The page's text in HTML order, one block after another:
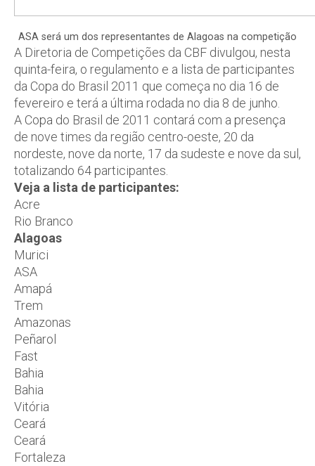
ASA será um dos representantes de Alagoas na competição
A Diretoria de Competições da CBF divulgou, nesta
quinta-feira, o regulamento e a lista de participantes
da Copa do Brasil 2011 que começa no dia 16 de
fevereiro e terá a última rodada no dia 8 de junho.
A Copa do Brasil de 2011 contará com a presença
de nove times da região centro-oeste, 20 da
nordeste, nove da norte, 17 da sudeste e nove da sul,
totalizando 64 participantes.
Veja a lista de participantes:
Acre
Rio Branco
Alagoas
Murici
ASA
Amapá
Trem
Amazonas
Peñarol
Fast
Bahia
Bahia
Vitória
Ceará
Ceará
Fortaleza